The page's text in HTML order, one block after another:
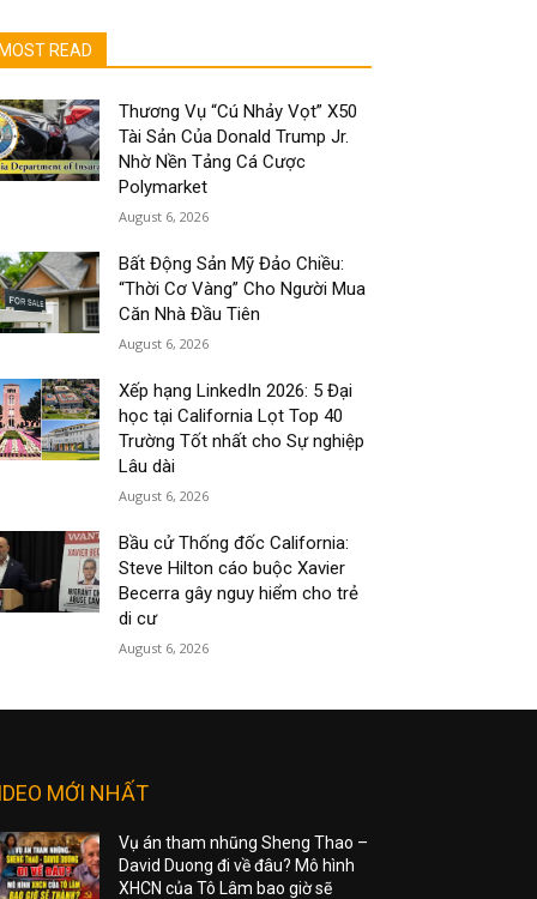
MOST READ
Thương Vụ “Cú Nhảy Vọt” X50
Tài Sản Của Donald Trump Jr.
Nhờ Nền Tảng Cá Cược
Polymarket
August 6, 2026
Bất Động Sản Mỹ Đảo Chiều:
“Thời Cơ Vàng” Cho Người Mua
Căn Nhà Đầu Tiên
August 6, 2026
Xếp hạng LinkedIn 2026: 5 Đại
học tại California Lọt Top 40
Trường Tốt nhất cho Sự nghiệp
Lâu dài
August 6, 2026
Bầu cử Thống đốc California:
Steve Hilton cáo buộc Xavier
Becerra gây nguy hiểm cho trẻ
di cư
August 6, 2026
MỚI NHẤT
Vụ án tham nhũng Sheng Thao –
David Duong đi về đâu? Mô hình
XHCN của Tô Lâm bao giờ sẽ